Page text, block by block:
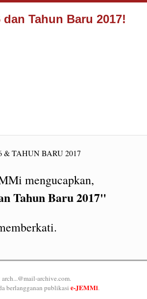
Tahun Baru 2017!
mengucapkan,
Tahun Baru 2017"
arch...@mail-archive.com.
berlangganan publikasi e-JEMMi.